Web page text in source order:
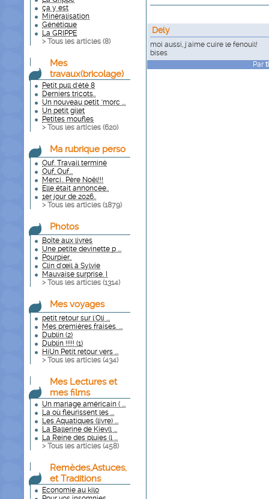
ça y est
Minéralisation
Génétique
La GRIPPE
> Tous les articles (8)
Mes
travaux(bricolage)
Petit pull d'été 8
Derniers tricots..
Un nouveau petit "morc ...
Un petit gilet
Petites moufles
> Tous les articles (620)
Ma rubrique perso
Ouf. Travail terminé
Ouf, Ouf...
Merci.. Père Noël!!!
Elle était annoncée..
1er jour de 2026..
> Tous les articles (1879)
Photos
Boîte aux livres
Une petite devinette p ...
Pourpier..
Clin d'œil à Sylvie
Mauvaise surprise. I
> Tous les articles (1314)
Mes voyages
petit retour sur l'Oli ...
Mes premières fraises. ...
Dublin (2)
Dublin !!!!! (1)
HiUn Petit retour vers ...
> Tous les articles (434)
Mes Lectures et
mes films
Un mariage américain ( ...
La où fleurissent les ...
Les Aquatiques (livre) ...
La Ballerine de Kiev(l ...
La Reine des pluies (l ...
> Tous les articles (458)
Remèdes,Astuces,
et Traditions
Economie au kilo
Dely
moi aussi, j'aime cuire le fenouil!
bises
Par